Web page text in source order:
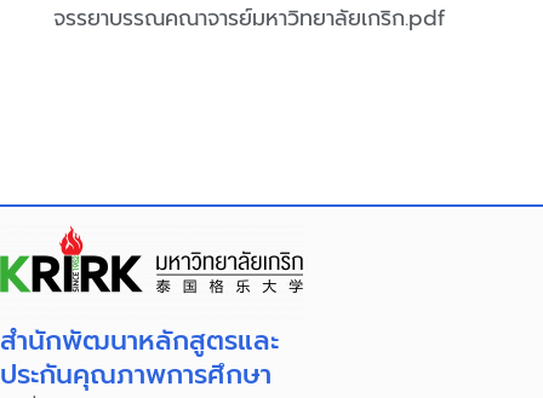
จรรยาบรรณคณาจารย์มหาวิทยาลัยเกริก.pdf
สำนักพัฒนาหลักสูตรและ
ประกันคุณภาพการศึกษา